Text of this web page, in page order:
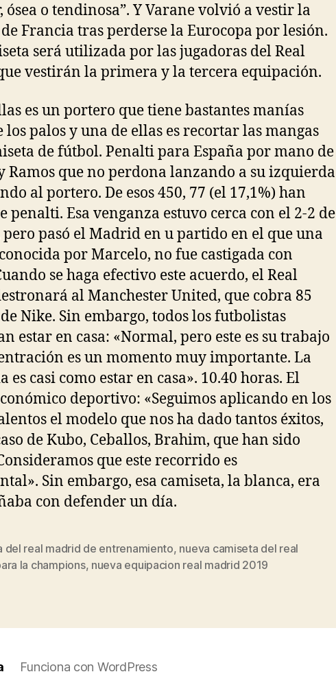
ósea o tendinosa”. Y Varane volvió a vestir la
Francia tras perderse la Eurocopa por lesión.
será utilizada por las jugadoras del Real
vestirán la primera y la tercera equipación.
es un portero que tiene bastantes manías
los palos y una de ellas es recortar las mangas
de fútbol. Penalti para España por mano de
Ramos que no perdona lanzando a su izquierda
al portero. De esos 450, 77 (el 17,1%) han
penalti. Esa venganza estuvo cerca con el 2-2 de
pasó el Madrid en u partido en el que una
por Marcelo, no fue castigada con
se haga efectivo este acuerdo, el Real
al Manchester United, que cobra 85
Nike. Sin embargo, todos los futbolistas
estar en casa: «Normal, pero este es su trabajo
es un momento muy importante. La
es casi como estar en casa». 10.40 horas. El
deportivo: «Seguimos aplicando en los
el modelo que nos ha dado tantos éxitos,
de Kubo, Ceballos, Brahim, que han sido
que este recorrido es
Sin embargo, esa camiseta, la blanca, era
con defender un día.
del real madrid de entrenamiento, nueva camiseta del real
la champions, nueva equipacion real madrid 2019
Funciona con WordPress